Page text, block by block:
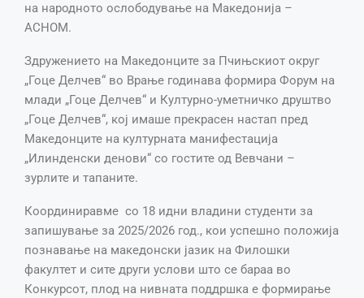
на народното ослободување на Македонија –
АСНОМ.
Здружението на Македонците за Пчињскиот округ
„Гоце Делчев“ во Врање годинава формира Форум на
млади „Гоце Делчев“ и Културно-уметничко друштво
„Гоце Делчев“, кој имаше прекрасен настап пред
Македонците на културната манифестација
„Илинденски денови“ со гостите од Вевчани –
зурлите и тапаните.
Координиравме со 18 идни владини студенти за
запишување за 2025/2026 год., кои успешно положија
познавање на македонски јазик на Филошки
факултет и сите други услови што се бараа во
Конкурсот, плод на нивната поддршка е формирање